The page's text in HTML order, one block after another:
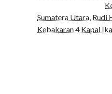
Sumatera Utara,
Kebakaran 4 Kapal